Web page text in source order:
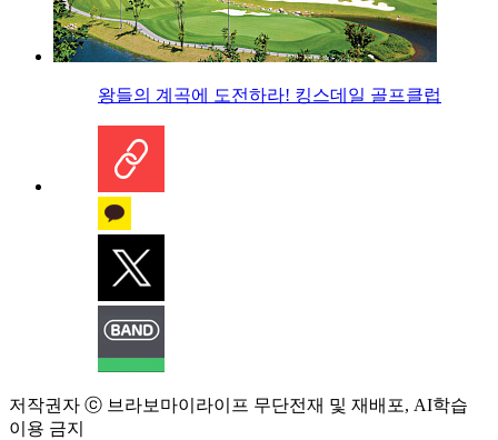
왕들의 계곡에 도전하라! 킹스데일 골프클럽
저작권자 ⓒ 브라보마이라이프 무단전재 및 재배포, AI학습
이용 금지